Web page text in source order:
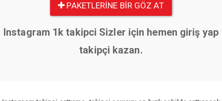
PAKETLERINE BIR GÖZ AT
Instagram 1k takipci Sizler için hemen giriş yap
takipçi kazan.